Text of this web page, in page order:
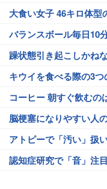
大食い女子 46キロ体型
バランスボール毎日10
躁状態引き起こしかね
キウイを食べる際の3
コーヒー 朝すぐ飲むの
脳梗塞になりやすい人
アトピーで「汚い」扱
認知症研究で「音」注